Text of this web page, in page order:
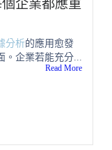
企業都應重
分析的應用愈發
企業若能充分...
Read More